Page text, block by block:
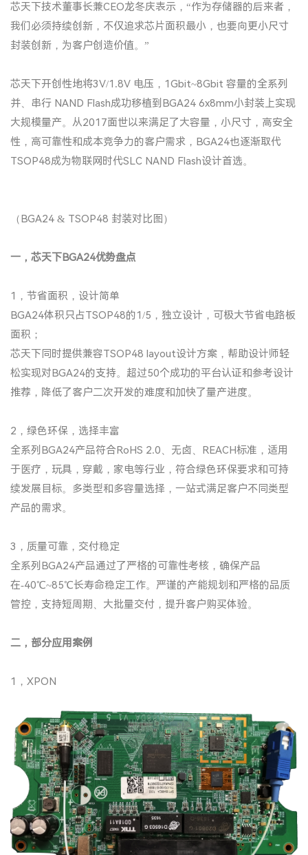
芯天下技术董事长兼CEO龙冬庆表示，“作为存储器的后来者，
我们必须持续创新，不仅追求芯片面积最小，也要向更小尺寸
封装创新，为客户创造价值。”
芯天下开创性地将3V/1.8V 电压，1Gbit~8Gbit 容量的全系列
并、串行 NAND Flash成功移植到BGA24 6x8mm小封装上实现
大规模量产。从2017面世以来满足了大容量，小尺寸，高安全
性，高可靠性和成本竞争力的客户需求，BGA24也逐渐取代
TSOP48成为物联网时代SLC NAND Flash设计首选。
（BGA24 & TSOP48 封装对比图）
一，芯天下BGA24优势盘点
1，节省面积，设计简单
BGA24体积只占TSOP48的1/5，独立设计，可极大节省电路板
面积；
芯天下同时提供兼容TSOP48 layout设计方案，帮助设计师轻
松实现对BGA24的支持。超过50个成功的平台认证和参考设计
推荐，降低了客户二次开发的难度和加快了量产进度。
2，绿色环保，选择丰富
全系列BGA24产品符合RoHS 2.0、无卤、REACH标准，适用
于医疗，玩具，穿戴，家电等行业，符合绿色环保要求和可持
续发展目标。多类型和多容量选择，一站式满足客户不同类型
产品的需求。
3，质量可靠，交付稳定
全系列BGA24产品通过了严格的可靠性考核，确保产品
在-40℃~85℃长寿命稳定工作。严谨的产能规划和严格的品质
管控，支持短周期、大批量交付，提升客户购买体验。
二，部分应用案例
1，XPON